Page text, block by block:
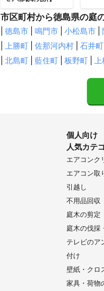
市区町村から徳島県の庭
徳島市 鳴門市 小松島市
上勝町 佐那河内村 石井町
北島町 藍住町 板野町 上
個人向け
人気カテ
エアコンク
エアコン取
引越し
不用品回収
庭木の剪定
庭木の伐採
テレビのア
付け
壁紙・クロ
家具・荷物